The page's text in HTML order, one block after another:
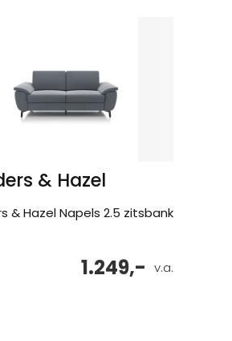
& Hazel
& Hazel Napels 2.5 zitsbank
v.a.
1.249,-